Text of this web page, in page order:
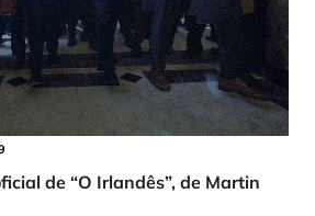
de “O Irlandês”, de Martin